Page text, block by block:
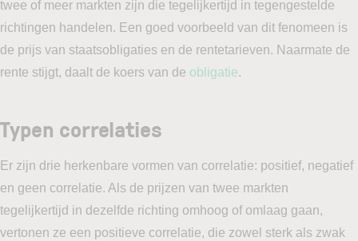
twee of meer markten zijn die tegelijkertijd in tegengestelde
richtingen handelen. Een goed voorbeeld van dit fenomeen is
de prijs van staatsobligaties en de rentetarieven. Naarmate de
rente stijgt, daalt de koers van de obligatie.
Typen correlaties
Er zijn drie herkenbare vormen van correlatie: positief, negatief
en geen correlatie. Als de prijzen van twee markten
tegelijkertijd in dezelfde richting omhoog of omlaag gaan,
vertonen ze een positieve correlatie, die zowel sterk als zwak